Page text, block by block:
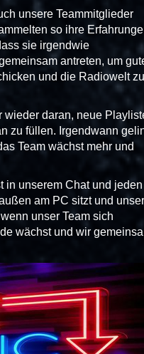
unsere Teammitglieder
so ihre
sie irgendwie
antreten, um
und die Radiowelt zu
wieder daran, neue
zu füllen. Irgendwann
Team wächst mehr und
in unserem Chat und jeden
am PC sitzt und
unser Team sich
wächst und wir